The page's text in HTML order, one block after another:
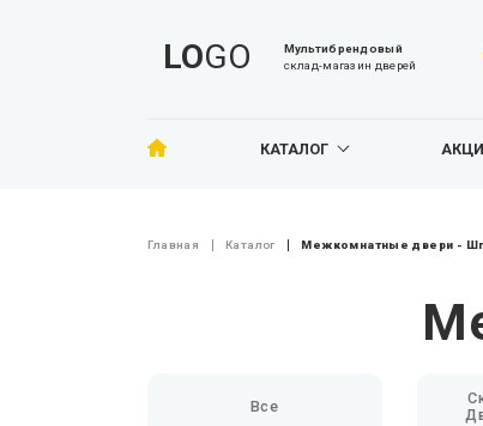
LOGO
Мультибрендовый
склад-магазин дверей
КАТАЛОГ
Главная Каталог Межкомнатные двери -
Все